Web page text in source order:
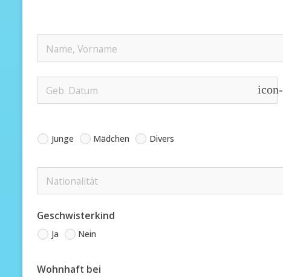
Junge Mädchen Divers
Geschwisterkind
Ja Nein
Wohnhaft bei